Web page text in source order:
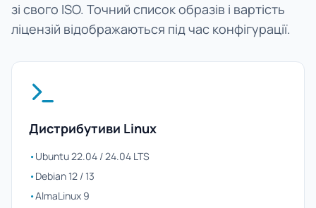
зі свого ISO. Точний список образів і вартість
ліцензій відображаються під час конфігурації.
Дистрибутиви Linux
•Ubuntu 22.04 / 24.04 LTS
•Debian 12 / 13
•AlmaLinux 9